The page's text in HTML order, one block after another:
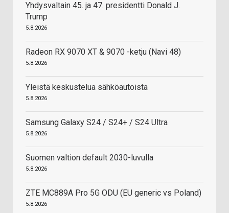
Yhdysvaltain 45. ja 47. presidentti Donald J.
Trump
5.8.2026
Radeon RX 9070 XT & 9070 -ketju (Navi 48)
5.8.2026
Yleistä keskustelua sähköautoista
5.8.2026
Samsung Galaxy S24 / S24+ / S24 Ultra
5.8.2026
Suomen valtion default 2030-luvulla
5.8.2026
ZTE MC889A Pro 5G ODU (EU generic vs Poland)
5.8.2026